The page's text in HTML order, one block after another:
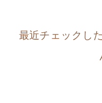
最近チェックし